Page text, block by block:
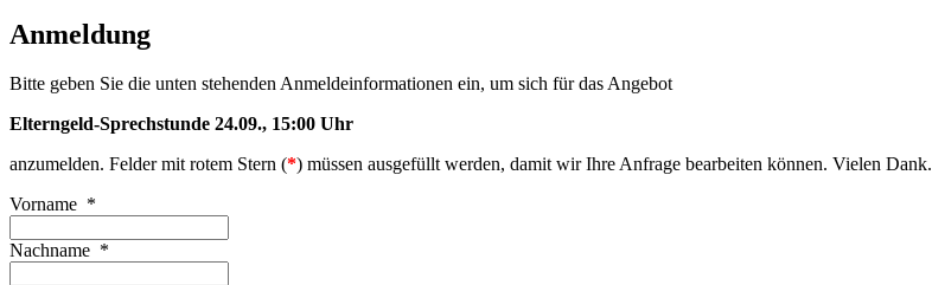
Anmeldung
Bitte geben Sie die unten stehenden Anmeldeinformationen ein, um sich für das Angebot
Elterngeld-Sprechstunde 24.09., 15:00 Uhr
anzumelden. Felder mit rotem Stern (*) müssen ausgefüllt werden, damit wir Ihre Anfrage bearbeiten können. Vielen Dank.
Vorname *
Nachname *